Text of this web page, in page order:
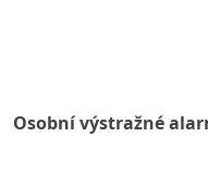
Osobní výstražné